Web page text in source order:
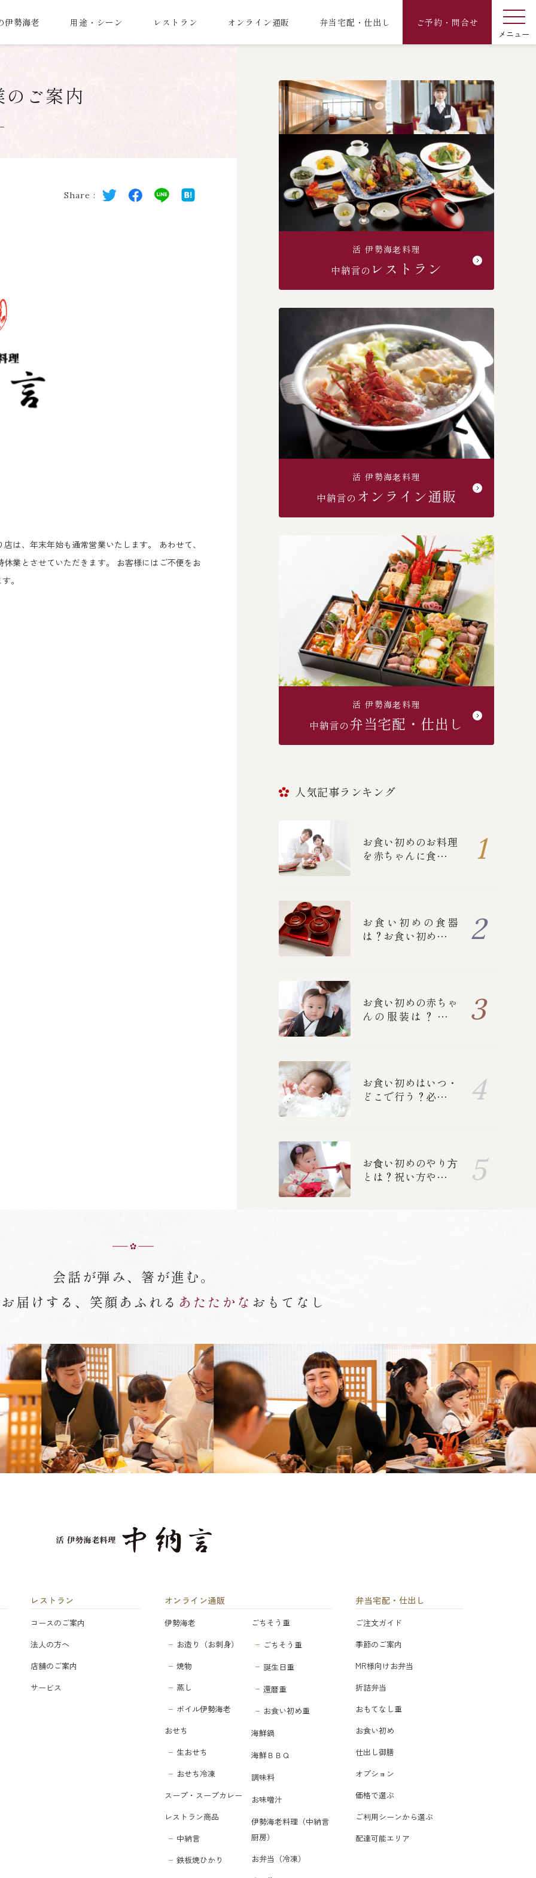
伊勢海老 用途・シーン レストラン オンライン通販 弁当宅配・仕出し ご予約・問合せ
ご案内
Share :
は、年末年始も通常営業いたします。 あわせて、
業とさせていただきます。 お客様にはご不便をお
。
活 伊勢海⽼料理
中納言の レストラン
活 伊勢海⽼料理
中納言の オンライン通販
活 伊勢海⽼料理
中納言の弁当宅配・仕出し
人気記事ランキング
お食い初めのお料理
を赤ちゃんに食べさ
お食い初めの食器
は？お食い初めの流
お食い初めの赤ちゃ
んの服装は？女の
お食い初めはいつ・
どこで行う？必要な
お⾷い初めのやり⽅
とは？祝い方や誰を
会話が弾み、箸が進む。
届けする、笑顔あふれる あたたかな おもてなし
レストラン
コースのご案内
法人の方へ
店舗のご案内
サービス
オンライン通販
伊勢海老
お造り（お刺身）
焼物
蒸し
ボイル伊勢海老
おせち
生おせち
おせち冷凍
スープ・スープカレー
レストラン商品
中納言
鉄板焼ひかり
ごちそう重
ごちそう重
誕生日重
還暦重
お食い初め重
海鮮鍋
海鮮ＢＢＱ
調味料
お味噌汁
伊勢海老料理（中納言
厨房）
お弁当（冷凍）
弁当宅配・仕出し
ご注文ガイド
季節のご案内
MR様向けお弁当
折詰弁当
おもてなし重
お食い初め
仕出し御膳
オプション
価格で選ぶ
ご利用シーンから選ぶ
配達可能エリア